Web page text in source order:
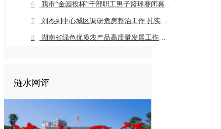
6 我市“金园投杯”干部职工男子篮球赛闭幕 市直组高新金园代表队 乡镇组桥头河镇代表队获得冠军
7 刘杰到中心城区调研危房整治工作 扎实推进危房整治工作 切实保障群众住房安全
8 湖南省绿色优质农产品高质量发展工作推进会在我市召开
涟水网评